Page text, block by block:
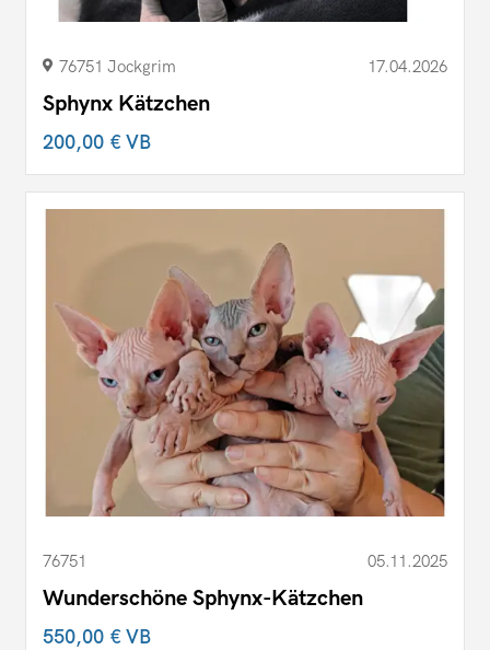
76751 Jockgrim 17.04.2026
Sphynx Kätzchen
200,00 €VB
76751 05.11.2025
Wunderschöne Sphynx-Kätzchen
550,00 €VB